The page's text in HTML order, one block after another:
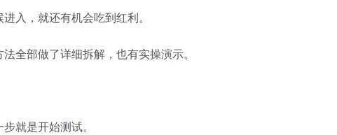
入，就还有机会吃到红利。
全部做了详细拆解，也有实操演示。
就是开始测试。